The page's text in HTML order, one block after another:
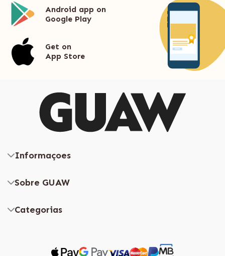
Android app on
Google Play
Get on
App Store
Informaçoes
Sobre GUAW
Categorias